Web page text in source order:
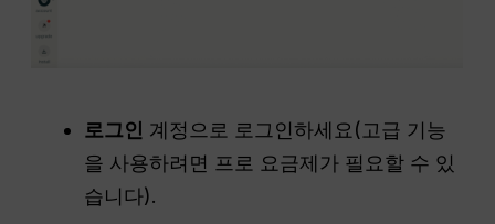
로그인 계정으로 로그인하세요(고급 기능
을 사용하려면 프로 요금제가 필요할 수 있
습니다).